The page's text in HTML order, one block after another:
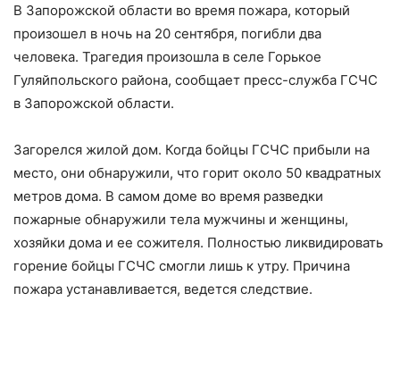
В Запорожской области во время пожара, который
произошел в ночь на 20 сентября, погибли два
человека. Трагедия произошла в селе Горькое
Гуляйпольского района, сообщает пресс-служба ГСЧС
в Запорожской области.
Загорелся жилой дом. Когда бойцы ГСЧС прибыли на
место, они обнаружили, что горит около 50 квадратных
метров дома. В самом доме во время разведки
пожарные обнаружили тела мужчины и женщины,
хозяйки дома и ее сожителя. Полностью ликвидировать
горение бойцы ГСЧС смогли лишь к утру. Причина
пожара устанавливается, ведется следствие.